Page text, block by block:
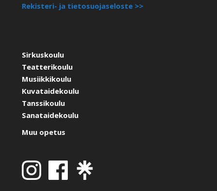
Rekisteri- ja tietosuojaseloste >>
Sirkuskoulu
Teatterikoulu
Musiikkikoulu
Kuvataidekoulu
Tanssikoulu
Sanataidekoulu
Muu opetus